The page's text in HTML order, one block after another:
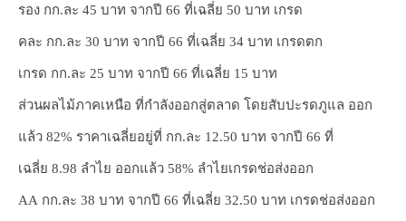
รอง กก.ละ 45 บาท จากปี 66 ที่เฉลี่ย 50 บาท เกรด
คละ กก.ละ 30 บาท จากปี 66 ที่เฉลี่ย 34 บาท เกรดตก
เกรด กก.ละ 25 บาท จากปี 66 ที่เฉลี่ย 15 บาท
ส่วนผลไม้ภาคเหนือ ที่กำลังออกสู่ตลาด โดยสับปะรดภูแล ออก
แล้ว 82% ราคาเฉลี่ยอยู่ที่ กก.ละ 12.50 บาท จากปี 66 ที่
เฉลี่ย 8.98 ลำไย ออกแล้ว 58% ลำไยเกรดช่อส่งออก
AA กก.ละ 38 บาท จากปี 66 ที่เฉลี่ย 32.50 บาท เกรดช่อส่งออก